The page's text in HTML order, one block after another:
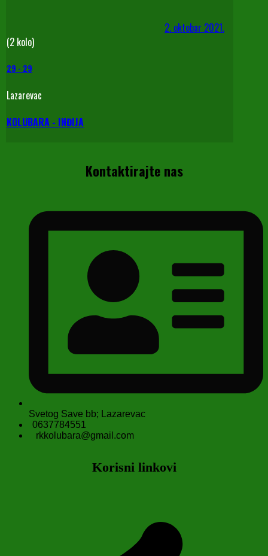
2. oktobar 2021.
(2 kolo)
29 - 29
Lazarevac
KOLUBARA - INĐIJA
Kontaktirajte nas
Svetog Save bb; Lazarevac
0637784551
rkkolubara@gmail.com
Korisni linkovi